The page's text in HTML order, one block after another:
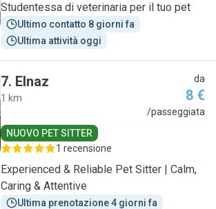
Studentessa di veterinaria per il tuo pet
Ultimo contatto 8 giorni fa
Ultima attività oggi
7. Elnaz
1 km
da
8 €
/passeggiata
NUOVO PET SITTER
1 recensione
Experienced & Reliable Pet Sitter | Calm,
Caring & Attentive
Ultima prenotazione 4 giorni fa